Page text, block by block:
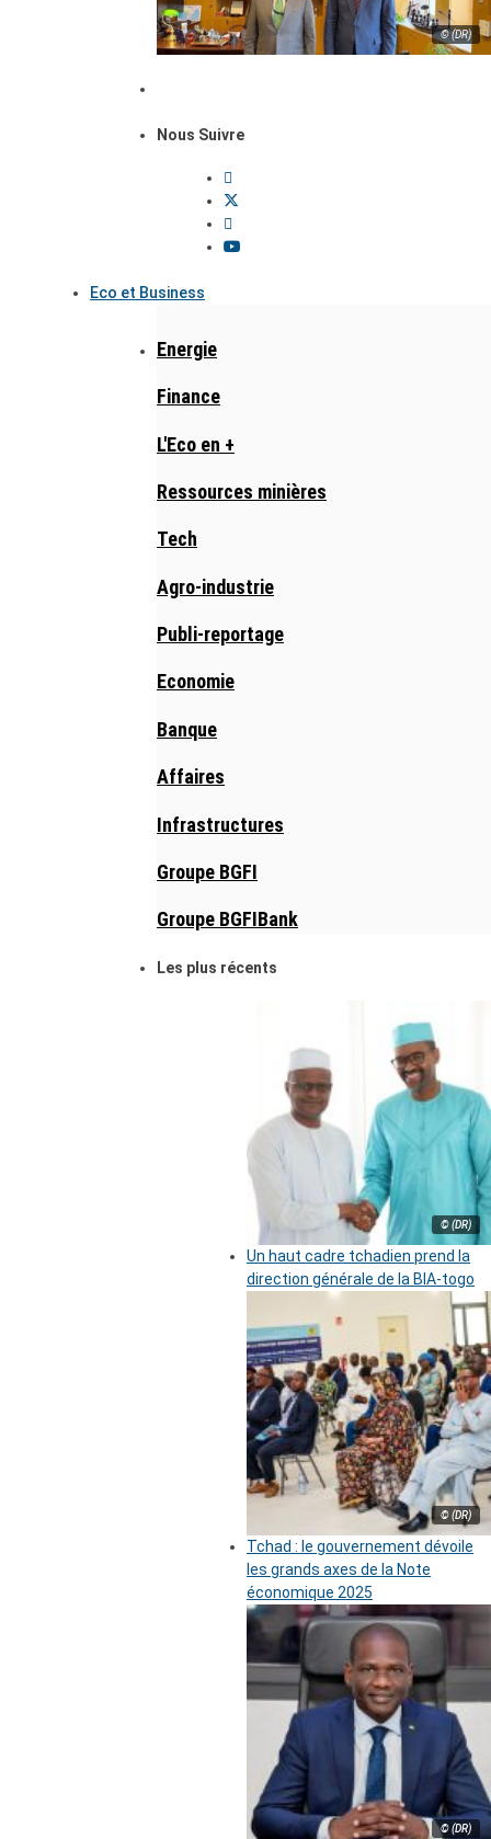
© (DR)
Nous Suivre
Eco et Business
Energie
Finance
L'Eco en +
Ressources minières
Tech
Agro-industrie
Publi-reportage
Economie
Banque
Affaires
Infrastructures
Groupe BGFI
Groupe BGFIBank
Les plus récents
© (DR)
Un haut cadre tchadien prend la
direction générale de la BIA-togo
© (DR)
Tchad : le gouvernement dévoile
les grands axes de la Note
économique 2025
© (DR)